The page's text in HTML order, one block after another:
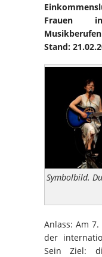
Frauen
Stand:
Symbolbild.
Anlass: Am
der
Sein Ziel: